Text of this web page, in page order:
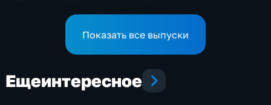
железнодорожников
Показать все выпуски
Ещеинтересное